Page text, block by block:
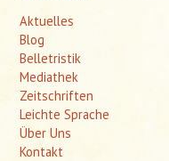
Aktuelles
Blog
Belletristik
Mediathek
Zeitschriften
Leichte Sprache
Über Uns
Kontakt